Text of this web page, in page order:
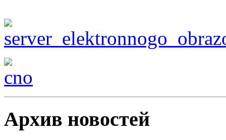
Архив новостей